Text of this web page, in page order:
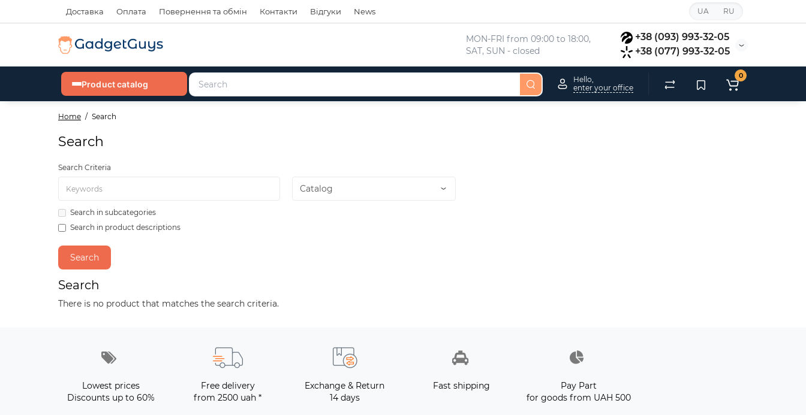
Доставка Оплата Повернення та обмін Контакти Відгуки News UA RU
MON-FRI from 09:00 to 18:00,
SAT, SUN - closed
+38 (093) 993-32-05
+38 (077) 993-32-05
Product catalog
Hello,
enter your office
0
Home Search
Search
Search Criteria
Search in subcategories
Search in product descriptions
Search
There is no product that matches the search criteria.
Lowest prices
Discounts up to 60%
Free delivery
from 2500 uah *
Exchange & Return
14 days
Fast shipping
Pay Part
for goods from UAH 500